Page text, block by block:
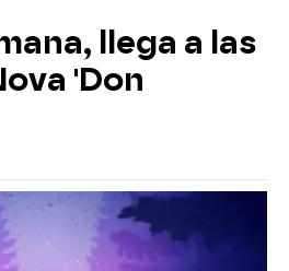
llega a las
'Don